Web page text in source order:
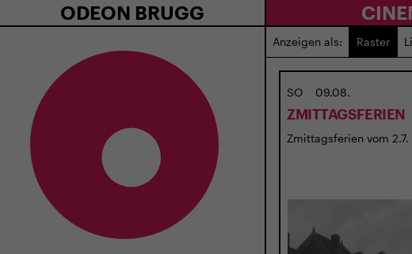
ODEON BRUGG
Anzeigen als: Raster
SO 09.08.
ZMITTAGSFERIEN
Zmittagsferien vom